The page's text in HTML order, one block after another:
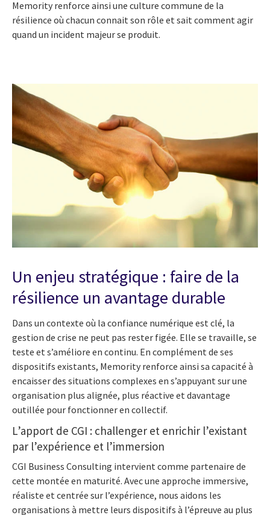
Memority renforce ainsi une culture commune de la
résilience où chacun connait son rôle et sait comment agir
quand un incident majeur se produit.
Un enjeu stratégique : faire de la
résilience un avantage durable
Dans un contexte où la confiance numérique est clé, la
gestion de crise ne peut pas rester figée. Elle se travaille, se
teste et s’améliore en continu. En complément de ses
dispositifs existants, Memority renforce ainsi sa capacité à
encaisser des situations complexes en s’appuyant sur une
organisation plus alignée, plus réactive et davantage
outillée pour fonctionner en collectif.
L’apport de CGI : challenger et enrichir l’existant
par l’expérience et l’immersion
CGI Business Consulting intervient comme partenaire de
cette montée en maturité. Avec une approche immersive,
réaliste et centrée sur l’expérience, nous aidons les
organisations à mettre leurs dispositifs à l’épreuve au plus